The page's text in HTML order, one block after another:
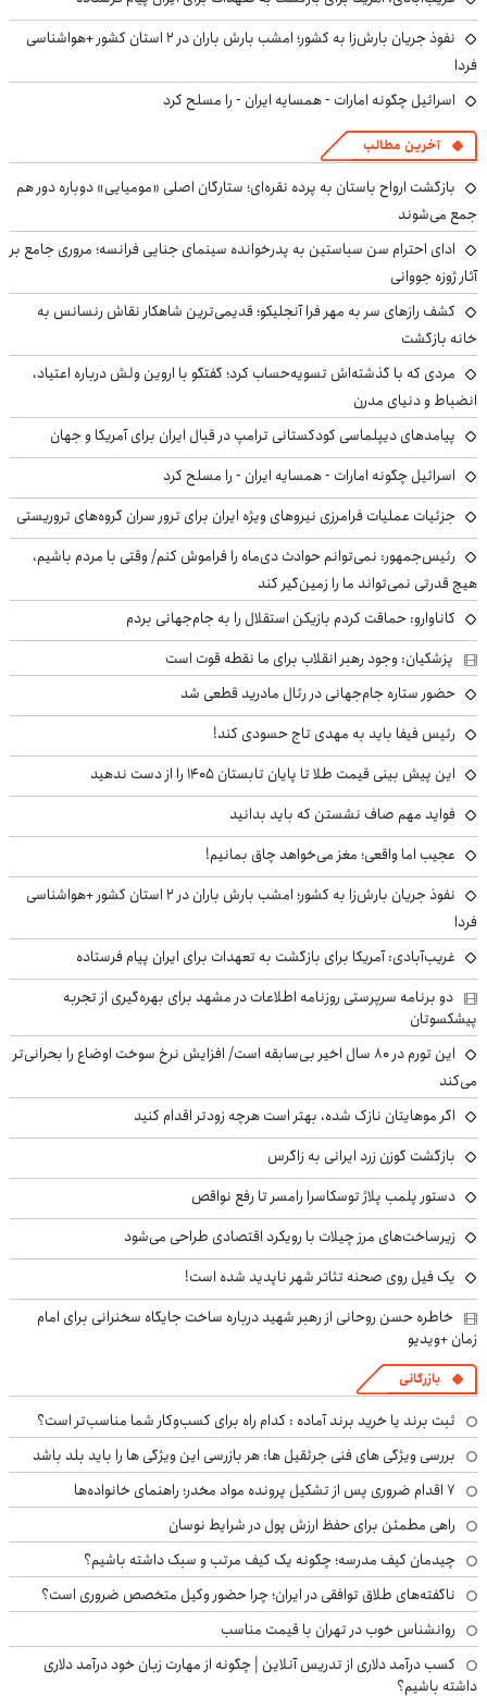
نفوذ جریان بارش‌زا به کشور؛ امشب بارش باران در ۲ استان کشور +هواشناسی
فردا
اسرائیل چگونه امارات - همسایه ایران - را مسلح کرد
آخرین مطالب
بازگشت ارواح باستان به پرده نقره‌ای؛ ستارگان اصلی «مومیایی» دوباره دور هم
جمع می‌شوند
ادای احترام سن سباستین به پدرخوانده سینمای جنایی فرانسه؛ مروری جامع بر
آثار ژوزه جووانی
کشف رازهای سر به مهر فرا آنجلیکو؛ قدیمی‌ترین شاهکار نقاش رنسانس به
خانه بازگشت
مردی که با گذشته‌اش تسویه‌حساب کرد؛ گفتگو با اروین ولش درباره اعتیاد،
انضباط و دنیای مدرن
پیامدهای دیپلماسی کودکستانی ترامپ در قبال ایران برای آمریکا و جهان
اسرائیل چگونه امارات - همسایه ایران - را مسلح کرد
جزئیات عملیات فرامرزی نیروهای ویژه ایران برای ترور سران گروه‌های تروریستی
رئیس‌جمهور: نمی‌توانم حوادث دی‌ماه را فراموش کنم/ وقتی با مردم باشیم،
هیچ قدرتی نمی‌تواند ما را زمین‌گیر کند
کاناوارو: حماقت کردم بازیکن استقلال را به جام‌جهانی بردم
پزشکیان: وجود رهبر انقلاب برای ما نقطه قوت است
حضور ستاره جام‌جهانی در رئال مادرید قطعی شد
رئیس فیفا باید به مهدی تاج حسودی کند!
این پیش بینی قیمت طلا تا پایان تابستان ۱۴۰۵ را از دست ندهید
فواید مهم صاف نشستن که باید بدانید
عجیب اما واقعی؛ مغز می‌خواهد چاق بمانیم!
نفوذ جریان بارش‌زا به کشور؛ امشب بارش باران در ۲ استان کشور +هواشناسی
فردا
غریب‌آبادی: آمریکا برای بازگشت به تعهدات برای ایران پیام فرستاده
دو برنامه سرپرستی روزنامه اطلاعات در مشهد برای بهره‌گیری از تجربه
پیشکسوتان
این تورم در ۸۰ سال اخیر بی‌سابقه است/ افزایش نرخ سوخت اوضاع را بحرانی‌تر
می‌کند
اگر موهایتان نازک شده، بهتر است هرچه زودتر اقدام کنید
بازگشت گوزن زرد ایرانی به زاگرس
دستور پلمب پلاژ توسکاسرا رامسر تا رفع نواقص
زیرساخت‌های مرز چیلات با رویکرد اقتصادی طراحی می‌شود
یک فیل روی صحنه تئاتر شهر ناپدید شده است!
خاطره حسن روحانی از رهبر شهید درباره ساخت جایگاه سخنرانی برای امام
زمان +ویدیو
بازرگانی
ثبت برند یا خرید برند آماده : کدام راه برای کسب‌وکار شما مناسب‌تر است؟
بررسی ویژگی های فنی جرثقیل ها: هر بازرسی این ویژگی ها را باید بلد باشد
۷ اقدام ضروری پس از تشکیل پرونده مواد مخدر؛ راهنمای خانواده‌ها
راهی مطمئن برای حفظ ارزش پول در شرایط نوسان
چیدمان کیف مدرسه؛ چگونه یک کیف مرتب و سبک داشته باشیم؟
ناگفته‌های طلاق توافقی در ایران؛ چرا حضور وکیل متخصص ضروری است؟
روانشناس خوب در تهران با قیمت مناسب
کسب درآمد دلاری از تدریس آنلاین | چگونه از مهارت زبان خود درآمد دلاری
داشته باشیم؟